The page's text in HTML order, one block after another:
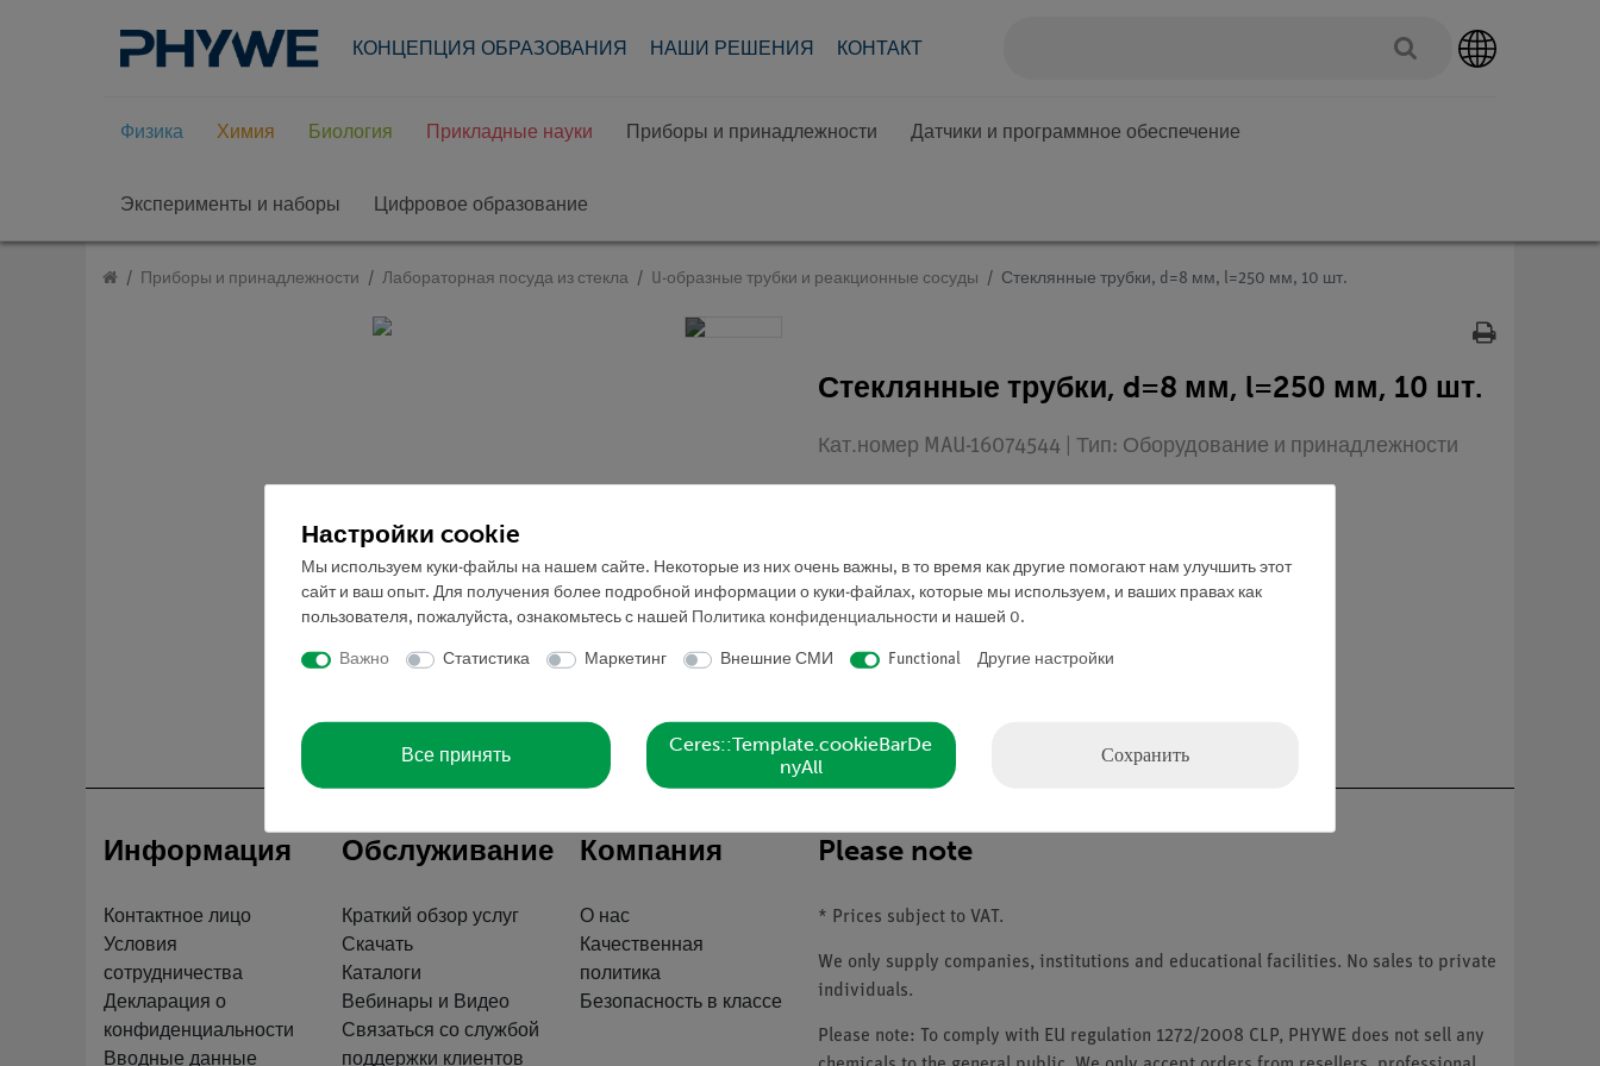
КОНЦЕПЦИЯ ОБРАЗОВАНИЯ НАШИ РЕШЕНИЯ КОНТАКТ
Физика Химия Биология Прикладные науки Приборы и принадлежности Датчики и программное обеспечение
Эксперименты и наборы Цифровое образование
Приборы и принадлежности Лабораторная посуда из стекла U-образные трубки и реакционные сосуды Стеклянные трубки, d=8 мм, l=250 мм, 10 шт.
Стеклянные трубки, d=8 мм, l=250 мм, 10 шт.
Кат.номер MAU-16074544 | Тип: Оборудование и принадлежности
Профессора,
Студенты
Информация
Контактное лицо
Условия
сотрудничества
Декларация о
конфиденциальности
Вводные данные
Обслуживание
Краткий обзор услуг
Скачать
Каталоги
Вебинары и Видео
Связаться со службой
поддержки клиентов
Компания
О нас
Качественная
политика
Безопасность в классе
Please note
* Prices subject to VAT.
We only supply companies, institutions and educational facilities. No sales to private
individuals.
Please note: To comply with EU regulation 1272/2008 CLP, PHYWE does not sell any
Настройки cookie
Мы используем куки-файлы на нашем сайте. Некоторые из них очень важны, в то время как другие помогают нам улучшить этот
сайт и ваш опыт. Для получения более подробной информации о куки-файлах, которые мы используем, и ваших правах как
пользователя, пожалуйста, ознакомьтесь с нашей
Политика конфиденциальности и нашей 0.
Важно Статистика Маркетинг Внешние СМИ Functional Другие настройки
Все принять
Ceres::Template.cookieBarDe
nyAll
Сохранить